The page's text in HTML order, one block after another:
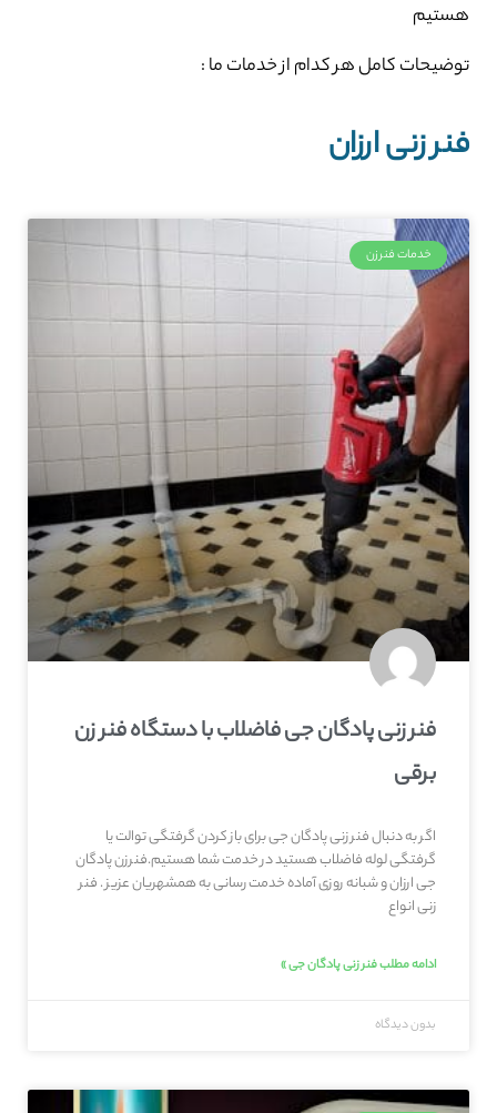
هستیم
توضیحات کامل هر کدام از خدمات ما :
فنر زنی ارزان
خدمات فنرزن
فنر زنی پادگان جی فاضلاب با دستگاه فنر زن
برقی
اگر به دنبال فنر زنی پادگان جی برای باز کردن گرفتگی توالت یا
گرفتگی لوله فاضلاب هستید در خدمت شما هستیم.فنرزن پادگان
جی ارزان و شبانه روزی آماده خدمت رسانی به همشهریان عزیز . فنر
زنی انواع
ادامه مطلب فنر زنی پادگان جی »
بدون دیدگاه